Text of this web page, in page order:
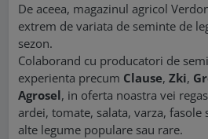
De aceea, magazinul agricol
extrem de variata de seminte de
sezon.
Colaborand cu producatori de
experienta precum Clause,Zki,
Agrosel, in oferta noastra vei
ardei, tomate, salata, varza, fasole
alte legume populare sau rare.